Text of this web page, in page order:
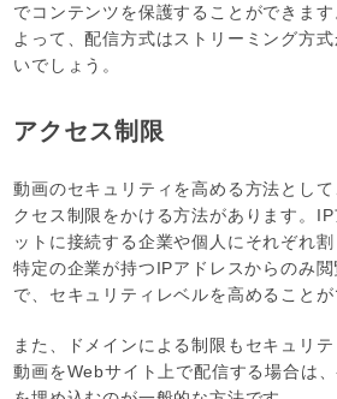
でコンテンツを保護することができます
よって、配信方式はストリーミング方
いでしょう。
アクセス制限
動画のセキュリティを高める方法とし
クセス制限をかける方法があります。
ットに接続する企業や個人にそれぞれ割
特定の企業が持つIPアドレスからのみ
で、セキュリティレベルを高めることが
また、ドメインによる制限もセキュリテ
動画をWebサイト上で配信する場合は